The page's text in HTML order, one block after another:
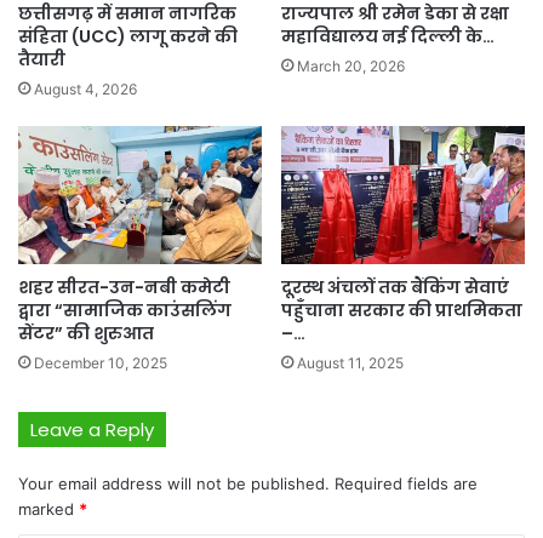
छत्तीसगढ़ में समान नागरिक
संहिता (UCC) लागू करने की
तैयारी
August 4, 2026
राज्यपाल श्री रमेन डेका से रक्षा
महाविद्यालय नई दिल्ली के…
March 20, 2026
शहर सीरत-उन-नबी कमेटी
द्वारा “सामाजिक काउंसलिंग
सेंटर” की शुरुआत
December 10, 2025
दूरस्थ अंचलों तक बैंकिंग सेवाएं
पहुँचाना सरकार की प्राथमिकता
–…
August 11, 2025
Leave a Reply
Your email address will not be published. Required fields are
marked *